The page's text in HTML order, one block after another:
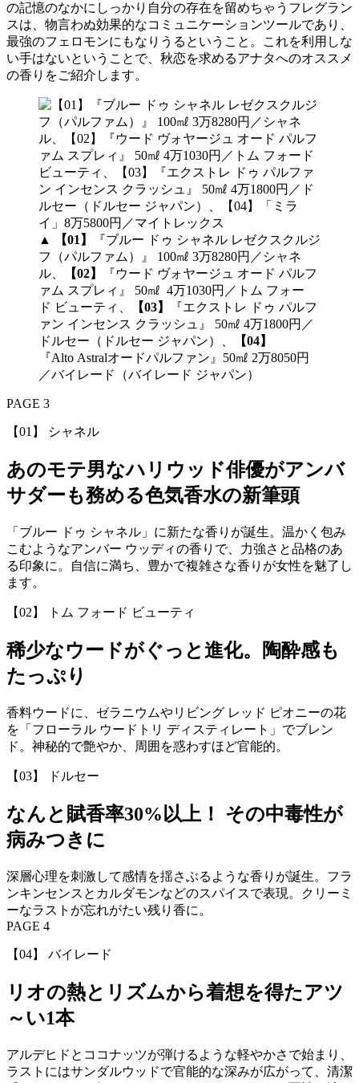
の記憶のなかにしっかり自分の存在を留めちゃうフレグラン
スは、物言わぬ効果的なコミュニケーションツールであり、
最強のフェロモンにもなりうるということ。これを利用しな
い手はないということで、秋恋を求めるアナタへのオススメ
の香りをご紹介します。
▲ 【01】
『ブルー ドゥ シャネル レゼクスクルジ
フ（パルファム）』 100㎖ 3万8280円／シャネ
ル、
【02】
『ウード ヴォヤージュ オード パルフ
ァム スプレィ』 50㎖ 4万1030円／トム フォー
ド ビューティ、
【03】
『エクストレ ドゥ パルフ
ァン インセンス クラッシュ』 50㎖ 4万1800円／
ドルセー（ドルセー ジャパン）、
【04】
『Alto Astralオードパルファン』50㎖ 2万8050円
／バイレード（バイレード ジャパン）
PAGE 3
【01】 シャネル
あのモテ男なハリウッド俳優がアンバ
サダーも務める色気香水の新筆頭
「ブルー ドゥ シャネル」に新たな香りが誕生。温かく包み
こむようなアンバー ウッディの香りで、力強さと品格のあ
る印象に。自信に満ち、豊かで複雑さな香りが女性を魅了し
ます。
【02】 トム フォード ビューティ
稀少なウードがぐっと進化。陶酔感も
たっぷり
香料ウードに、ゼラニウムやリビング レッド ピオニーの花
を「フローラル ウードトリ ディスティレート」でブレン
ド。神秘的で艶やか、周囲を惑わすほど官能的。
【03】 ドルセー
なんと賦香率30%以上！ その中毒性が
病みつきに
深層心理を刺激して感情を揺さぶるような香りが誕生。フラ
ンキンセンスとカルダモンなどのスパイスで表現。クリーミ
ーなラストが忘れがたい残り香に。
PAGE 4
【04】 バイレード
リオの熱とリズムから着想を得たアツ
～い1本
アルデヒドとココナッツが弾けるような軽やかさで始まり、
ラストにはサンダルウッドで官能的な深みが広がって、清潔